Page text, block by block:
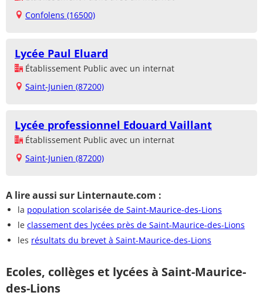
Confolens (16500)
Lycée Paul Eluard
Établissement Public avec un internat
Saint-Junien (87200)
Lycée professionnel Edouard Vaillant
Établissement Public avec un internat
Saint-Junien (87200)
A lire aussi sur Linternaute.com :
la population scolarisée de Saint-Maurice-des-Lions
le classement des lycées près de Saint-Maurice-des-Lions
les résultats du brevet à Saint-Maurice-des-Lions
Ecoles, collèges et lycées à Saint-Maurice-
des-Lions